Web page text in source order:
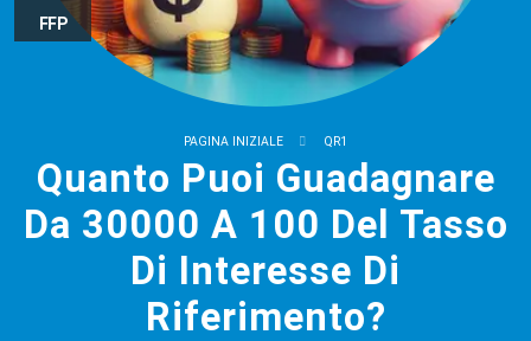
FFP
PAGINA INIZIALE QR1
Quanto Puoi Guadagnare
Da 30000 A 100 Del Tasso
Di Interesse Di
Riferimento?